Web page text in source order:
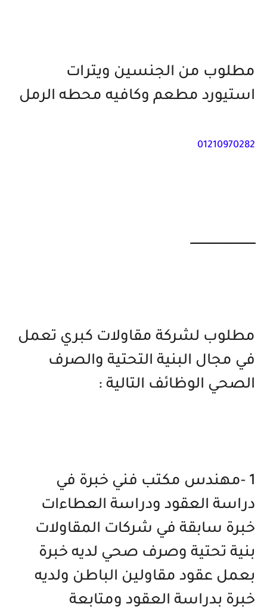
مطلوب من الجنسين ويترات
استيورد مطعم وكافيه محطه الرمل
01210970282
ــــــــــــــــــــــــــــــــــــ
مطلوب لشركة مقاولات كبري تعمل
في مجال البنية التحتية والصرف
الصحي الوظائف التالية :
1 -مهندس مكتب فني خبرة في
دراسة العقود ودراسة العطاءات
خبرة سابقة في شركات المقاولات
بنية تحتية وصرف صحي لديه خبرة
بعمل عقود مقاولين الباطن ولديه
خبرة بدراسة العقود ومتابعة